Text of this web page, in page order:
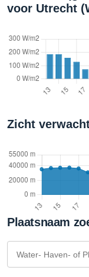
voor Utrecht
Zicht
Plaatsnaam